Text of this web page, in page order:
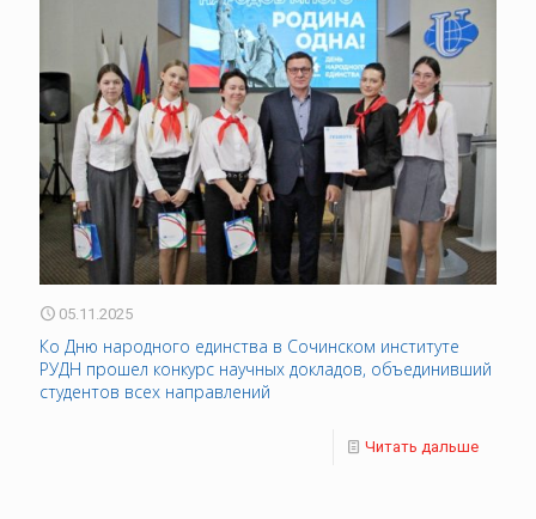
05.11.2025
Ко Дню народного единства в Сочинском институте
РУДН прошел конкурс научных докладов, объединивший
студентов всех направлений
Читать дальше